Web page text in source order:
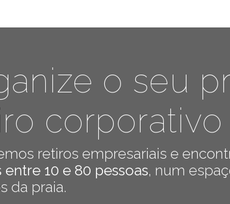
o seu
retiros empresariais e
10 e 80 pessoas, num
da praia.